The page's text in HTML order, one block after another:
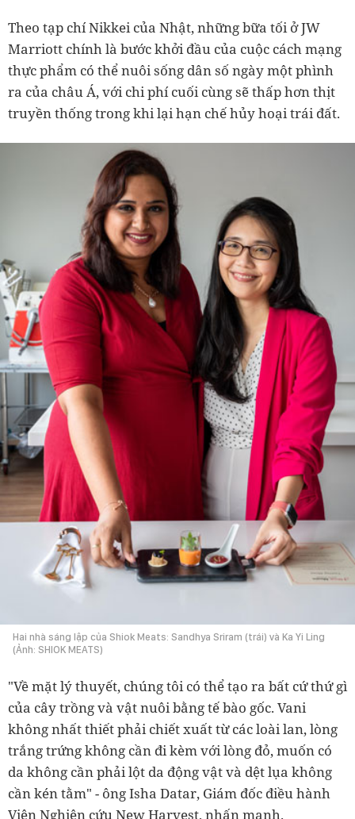
Theo tạp chí Nikkei của Nhật, những bữa tối ở JW
Marriott chính là bước khởi đầu của cuộc cách mạng
thực phẩm có thể nuôi sống dân số ngày một phình
ra của châu Á, với chi phí cuối cùng sẽ thấp hơn thịt
truyền thống trong khi lại hạn chế hủy hoại trái đất.
Hai nhà sáng lập của Shiok Meats: Sandhya Sriram (trái) và Ka Yi Ling
(Ảnh: SHIOK MEATS)
"Về mặt lý thuyết, chúng tôi có thể tạo ra bất cứ thứ gì
của cây trồng và vật nuôi bằng tế bào gốc. Vani
không nhất thiết phải chiết xuất từ các loài lan, lòng
trắng trứng không cần đi kèm với lòng đỏ, muốn có
da không cần phải lột da động vật và dệt lụa không
cần kén tằm" - ông Isha Datar, Giám đốc điều hành
Viện Nghiên cứu New Harvest, nhấn mạnh.